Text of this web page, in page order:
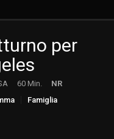
per
60 Min.
NR
Famiglia